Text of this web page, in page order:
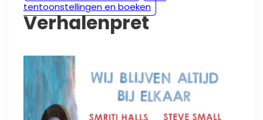
tentoonstellingen en boeken
Verhalenpret